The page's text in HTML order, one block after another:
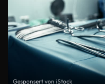
Gesponsert von iStock